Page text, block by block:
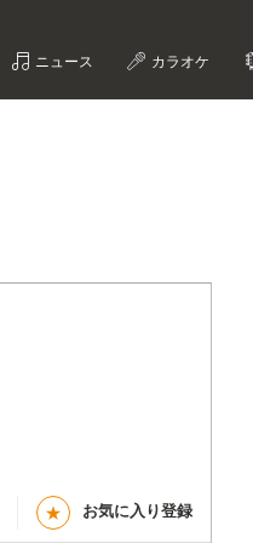
ニュース カラオケ
★ お気に入り登録